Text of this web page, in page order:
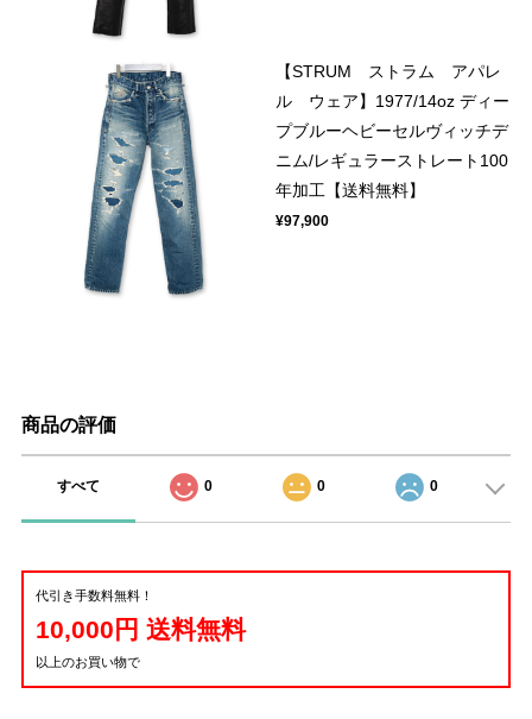
【STRUM ストラム アパレ
ル ウェア】1977/14oz ディー
プブルーヘビーセルヴィッチデ
ニム/レギュラーストレート100
年加工【送料無料】
¥97,900
商品の評価
すべて 0 0 0
代引き手数料無料！
10,000円 送料無料
以上のお買い物で